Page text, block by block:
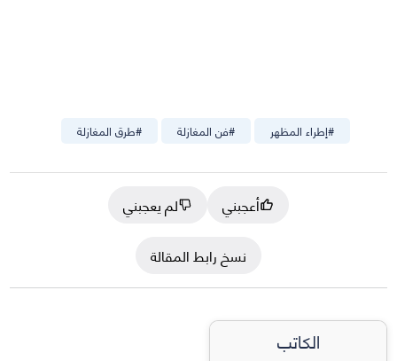
#طرق المغازلة #فن المغازلة #إطراء المظهر
أعجبني
لم يعجبني
نسخ رابط المقالة
الكاتب